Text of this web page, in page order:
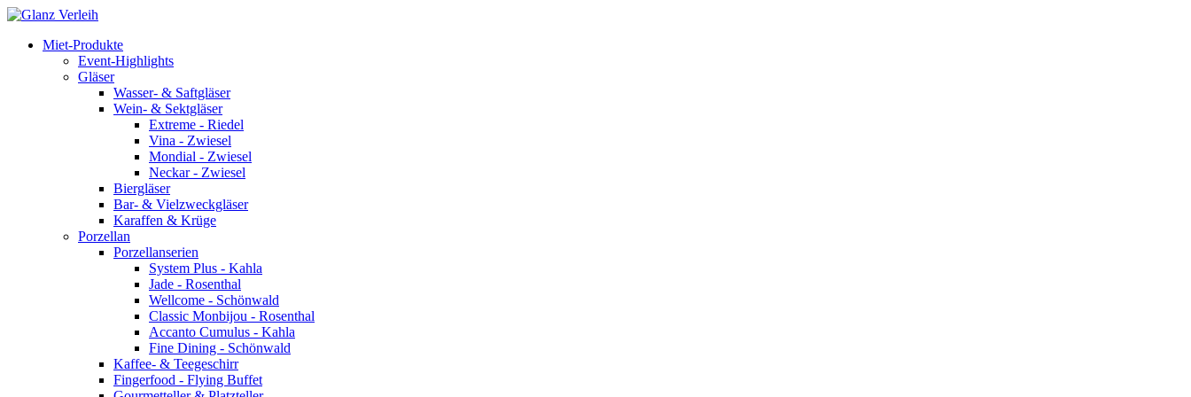
Skip
contentMiet-Produkte
Event-Highlights
Gläser
Wasser- & Saftgläser
Wein- & Sektgläser
Extreme - Riedel
Vina - Zwiesel
Mondial - Zwiesel
Neckar - Zwiesel
Biergläser
Bar- & Vielzweckgläser
Karaffen & Krüge
Porzellan
Porzellanserien
System Plus - Kahla
Jade - Rosenthal
Wellcome - Schönwald
Classic Monbijou - Rosenthal
Accanto Cumulus - Kahla
Fine Dining - Schönwald
Kaffee- & Teegeschirr
Fingerfood - Flying Buffet